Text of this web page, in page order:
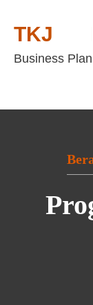
TKJ
Business Plan